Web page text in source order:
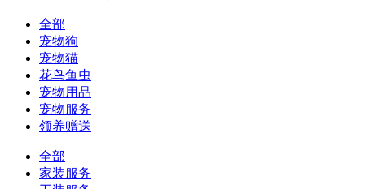
全部
宠物狗
宠物猫
花鸟鱼虫
宠物用品
宠物服务
领养赠送
全部
家装服务